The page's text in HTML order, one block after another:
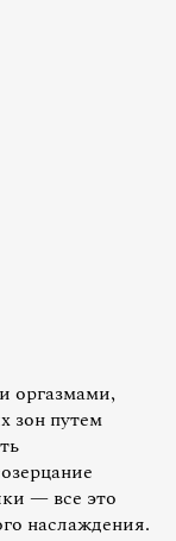
оргазмами,
зон путем
— все это
наслаждения.